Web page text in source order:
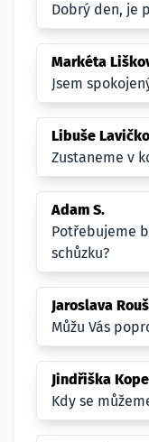
Dobrý den, je
Markéta
Jsem
Libuše
Zustaneme v
Adam S.
Potřebujeme
schůzku?
Jaroslava
Můžu Vás
Jindřiška
Kdy se